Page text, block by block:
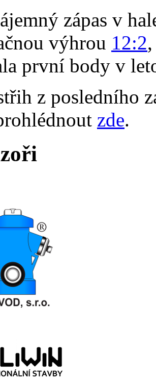
zápas v
výhrou 12:2
první body v
z posledního
zde.